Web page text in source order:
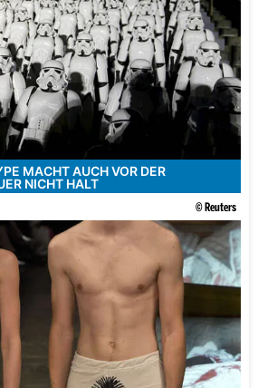
MACHT AUCH VOR DER
NICHT HALT
© Reuters